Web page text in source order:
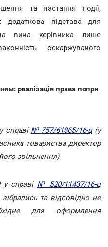
та настання події,
додаткова підстава для
вина керівника лише
оскаржуваного
реалізація права попри
справі № 757/61865/16-ц (у
товариства директор
звільнення)
у справі № 520/11437/16-ц
та відповідно не
для оформлення